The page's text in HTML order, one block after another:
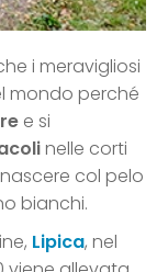
i meravigliosi
mondo perché
e si
nelle corti
col pelo
bianchi.
Lipica, nel